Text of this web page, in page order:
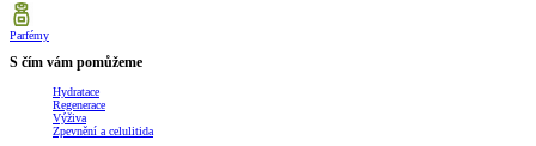
Parfémy
S čím vám pomůžeme
Hydratace
Regenerace
Výživa
Zpevnění a celulitida